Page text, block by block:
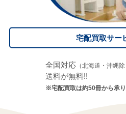
宅配買取サー
全国対応 （北海道・沖縄除
送料が無料!!
※宅配買取は約50冊から承り